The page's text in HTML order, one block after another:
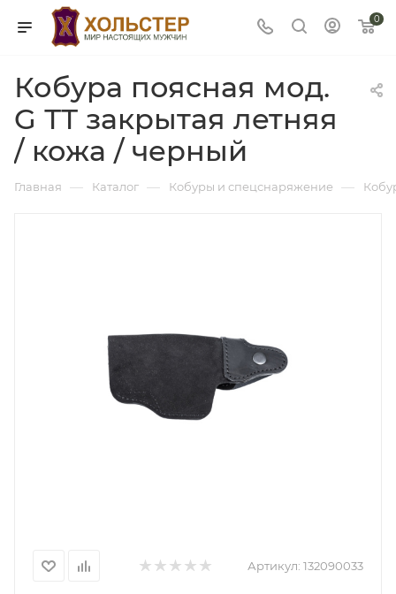
0
Кобура поясная мод.
G ТТ закрытая летняя
/ кожа / черный
Главная — Каталог — Кобуры и спецснаряжение —
Артикул: 132090033